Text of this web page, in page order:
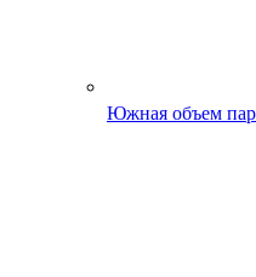
Южная объем